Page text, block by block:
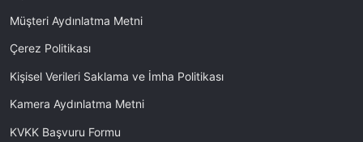
Müşteri Aydınlatma Metni
Çerez Politikası
Kişisel Verileri Saklama ve İmha Politikası
Kamera Aydınlatma Metni
KVKK Başvuru Formu